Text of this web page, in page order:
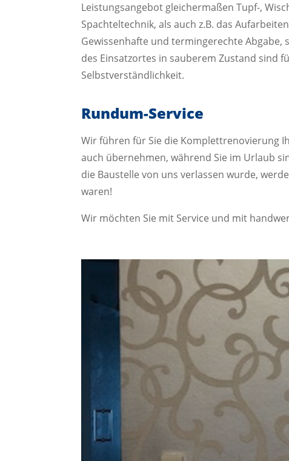
Leistungsangebot gleichermaßen Tupf-,
Spachteltechnik, als auch z.B. das
Gewissenhafte und termingerechte Abgabe,
des Einsatzortes in sauberem Zustand sind
Selbstverständlichkeit.
Rundum-Service
Wir führen für Sie die Komplettrenovierung
auch übernehmen, während Sie im Urlaub
die Baustelle von uns verlassen wurde,
waren!
Wir möchten Sie mit Service und mit